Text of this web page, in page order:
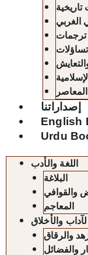
الغربي
إصداراتنا
English
Urdu
اللغة والأدب
البلاغة
والقوافي
المعاجم
الآداب والأخلاق
والرقاق
والفضائل